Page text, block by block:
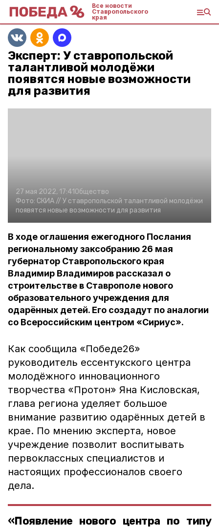
Все новости
Ставропольского
края
Эксперт: У ставропольской
талантливой молодёжи
появятся новые возможности
для развития
27 мая 2022, 17:41Общество
Фото: СКИА // У ставропольской талантливой молодёжи
появятся новые возможности для развития
В ходе оглашения ежегодного Послания
региональному заксобранию 26 мая
губернатор Ставропольского края
Владимир Владимиров рассказал о
строительстве в Ставрополе нового
образовательного учреждения для
одарённых детей. Его создадут по аналогии
со Всероссийским центром «Сириус».
Как сообщила «Победе26»
руководитель ессентукского центра
молодёжного инновационного
творчества «Протон» Яна Кисловская,
глава региона уделяет большое
внимание развитию одарённых детей в
крае. По мнению эксперта, новое
учреждение позволит воспитывать
первоклассных специалистов и
настоящих профессионалов своего
дела.
«Появление нового центра по типу